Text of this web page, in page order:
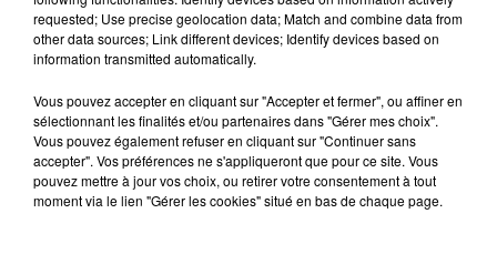
Balance Scorpion Sagittaire
requested; Use precise geolocation data; Match and combine data from
other data sources; Link different devices; Identify devices based on
information transmitted automatically.
Vous pouvez accepter en cliquant sur "Accepter et fermer", ou affiner en
sélectionnant les finalités et/ou partenaires dans "Gérer mes choix".
Vous pouvez également refuser en cliquant sur "Continuer sans
accepter". Vos préférences ne s'appliqueront que pour ce site. Vous
pouvez mettre à jour vos choix, ou retirer votre consentement à tout
moment via le lien "Gérer les cookies" situé en bas de chaque page.